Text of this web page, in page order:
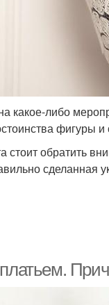
какое-либо
фигуры
стоит обратить
сделанная